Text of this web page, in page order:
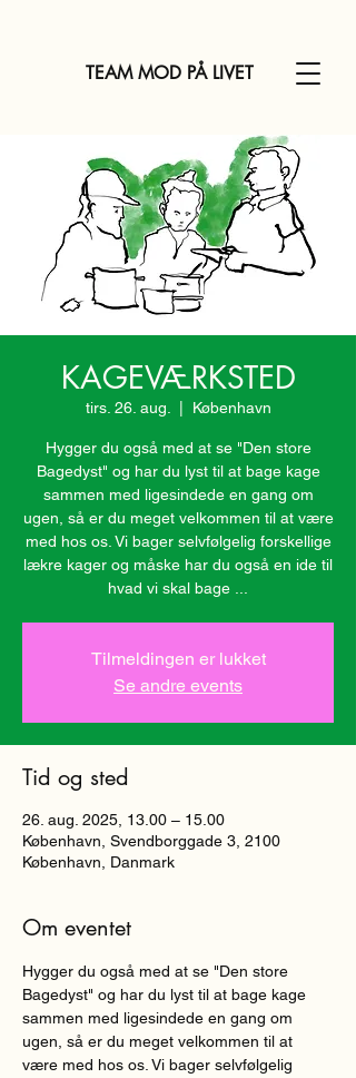
TEAM MOD PÅ LIVET
KAGEVÆRKSTED
tirs. 26. aug. København
Hygger du også med at se "Den store
Bagedyst" og har du lyst til at bage kage
sammen med ligesindede en gang om
ugen, så er du meget velkommen til at være
med hos os. Vi bager selvfølgelig forskellige
lækre kager og måske har du også en ide til
hvad vi skal bage ...
Tilmeldingen er lukket
Se andre events
Tid og sted
26. aug. 2025, 13.00 – 15.00
København, Svendborggade 3, 2100
København, Danmark
Om eventet
Hygger du også med at se "Den store
Bagedyst" og har du lyst til at bage kage
sammen med ligesindede en gang om
ugen, så er du meget velkommen til at
være med hos os. Vi bager selvfølgelig